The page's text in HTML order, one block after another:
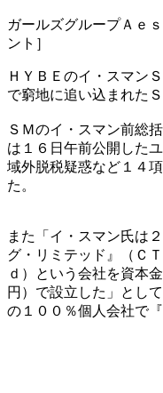
ガールズグループＡｅ
ント］
ＨＹＢＥのイ・スマン
で窮地に追い込まれた
ＳＭのイ・スマン前総
は１６日午前公開した
域外脱税疑惑など１４
た。
また「イ・スマン氏は
グ・リミテッド』（Ｃ
ｄ）という会社を資本
円）で設立した」とし
の１００％個人会社で